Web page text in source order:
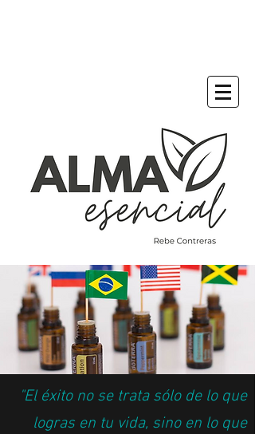
"El éxito no se trata sólo de lo que
logras en tu vida, sino en lo que